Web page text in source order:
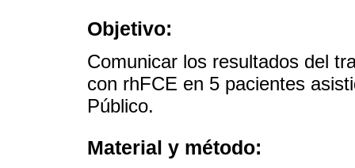
Objetivo:
Comunicar los resultados del
con rhFCE en 5 pacientes
Público.
Material y método: